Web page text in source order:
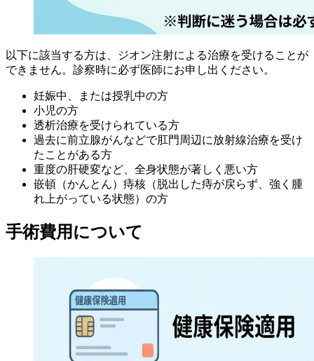
以下に該当する方は、ジオン注射による治療を受けることが
できません。診察時に必ず医師にお申し出ください。
妊娠中、または授乳中の方
小児の方
透析治療を受けられている方
過去に前立腺がんなどで肛門周辺に放射線治療を受け
たことがある方
重度の肝硬変など、全身状態が著しく悪い方
嵌頓（かんとん）痔核（脱出した痔が戻らず、強く腫
れ上がっている状態）の方
手術費用について